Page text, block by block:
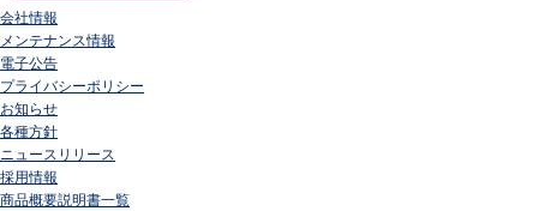
会社情報
メンテナンス情報
電子公告
プライバシーポリシー
お知らせ
各種方針
ニュースリリース
採用情報
商品概要説明書一覧